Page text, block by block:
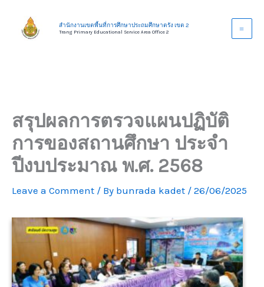
content
สำนักงานเขตพื้นที่การศึกษาประถมศึกษาตรัง เขต 2
Trang Primary Educational Service Area Office 2
สรุปผลการตรวจแผนปฏิบัติ
การของสถานศึกษา ประจำ
ปีงบประมาณ พ.ศ. 2568
Leave a Comment / By bunrada kadet / 26/06/2025